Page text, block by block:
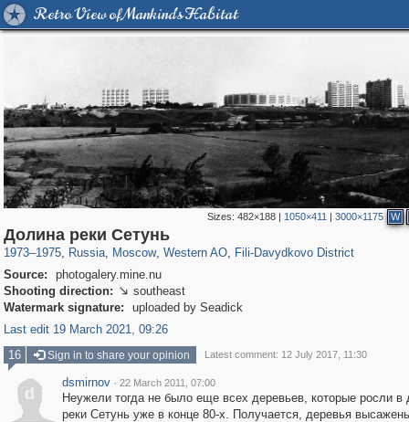
Retro View of Mankind's Habitat
Sizes:482×188 | 1050×411 |3000×1175 W
Долина реки Сетунь
1973–1975, Russia
1,407,375
, Moscow
319,882 8,286
, Western AO
27,131
, Fili-Davydkovo District
Source:
photogalery.mine.nu
Shooting direction:  southeast
Watermark signature:
uploaded by Seadick
Last edit 19 March 2021, 09:26
16
Sign in to share your opinion Latest comment: 12 July 2017, 11:30
d
dsmirnov · 22 March 2011, 07:00
Неужели тогда не было еще всех деревьев, которые росли в
реки Сетунь уже в конце 80-х. Получается, деревья